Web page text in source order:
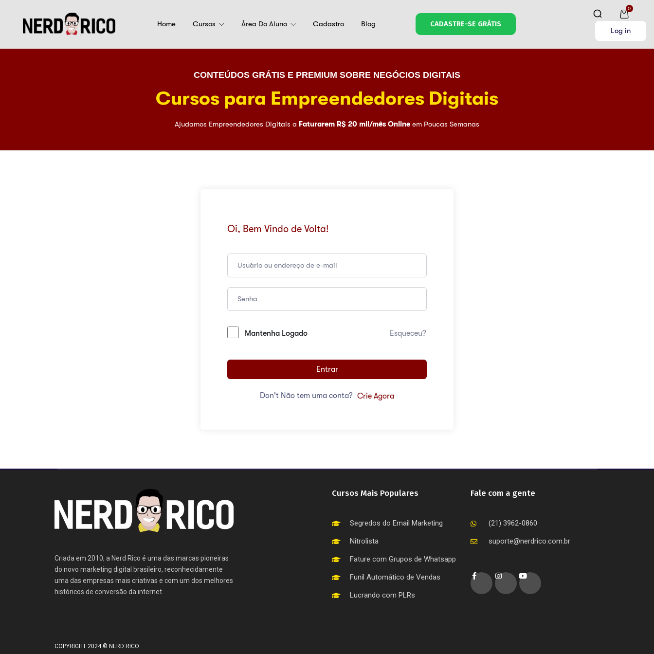
Home Cursos Área Do Aluno Cadastro Blog CADASTRE-SE GRÁTIS
0
Log in
CONTEÚDOS GRÁTIS E PREMIUM SOBRE NEGÓCIOS DIGITAIS
Cursos para Empreendedores Digitais
Ajudamos Empreendedores Digitais a Faturarem R$ 20 mil/mês Online em Poucas Semanas
Oi, Bem Vindo de Volta!
Mantenha Logado Esqueceu?
Entrar
Don't Não tem uma conta? Crie Agora
Criada em 2010, a Nerd Rico é uma das marcas pioneiras
do novo marketing digital brasileiro, reconhecidamente
uma das empresas mais criativas e com um dos melhores
históricos de conversão da internet.
COPYRIGHT 2024 © NERD RICO
Cursos Mais Populares
Segredos do Email Marketing
Nitrolista
Fature com Grupos de Whatsapp
Funil Automático de Vendas
Lucrando com PLRs
Fale com a gente
(21) 3962-0860
suporte@nerdrico.com.br